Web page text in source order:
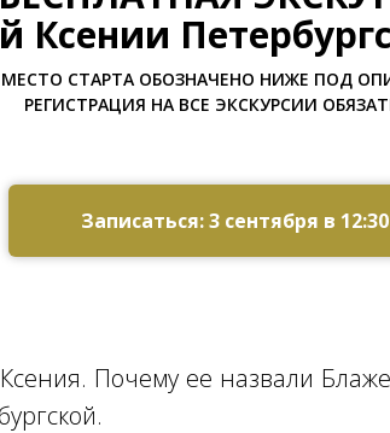
Ксении
МЕСТО СТАРТА ОБОЗНАЧЕНО НИЖЕ ПОД
РЕГИСТРАЦИЯ НА ВСЕ ЭКСКУРСИИ
Записаться: 3 сентября в 12:30
Почему ее назвали